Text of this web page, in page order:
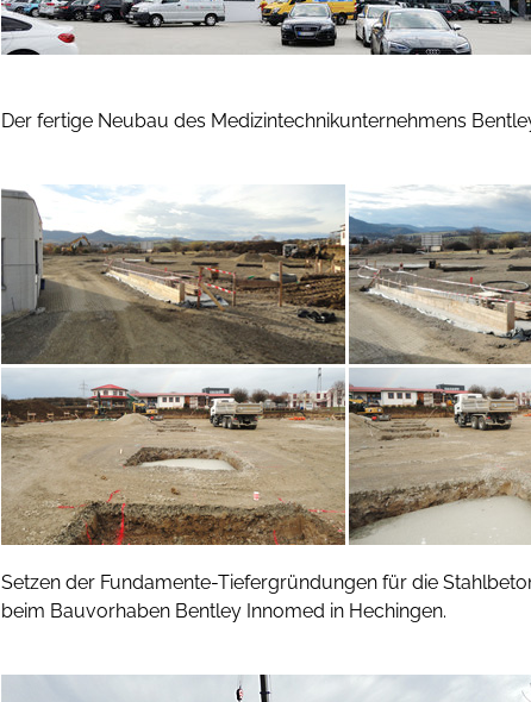
Der fertige Neubau des Medizintechnikunternehmens
Setzen der Fundamente-Tiefergründungen für die
beim Bauvorhaben Bentley Innomed in Hechingen.